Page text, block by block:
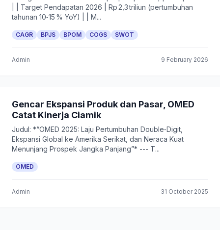
| | Target Pendapatan 2026 | Rp 2,3 triliun (pertumbuhan
tahunan 10‑15 % YoY) | | M...
CAGR BPJS BPOM COGS SWOT
Admin 9 February 2026
Gencar Ekspansi Produk dan Pasar, OMED
Catat Kinerja Ciamik
Judul: *“OMED 2025: Laju Pertumbuhan Double‑Digit,
Ekspansi Global ke Amerika Serikat, dan Neraca Kuat
Menunjang Prospek Jangka Panjang”* --- T...
OMED
Admin 31 October 2025